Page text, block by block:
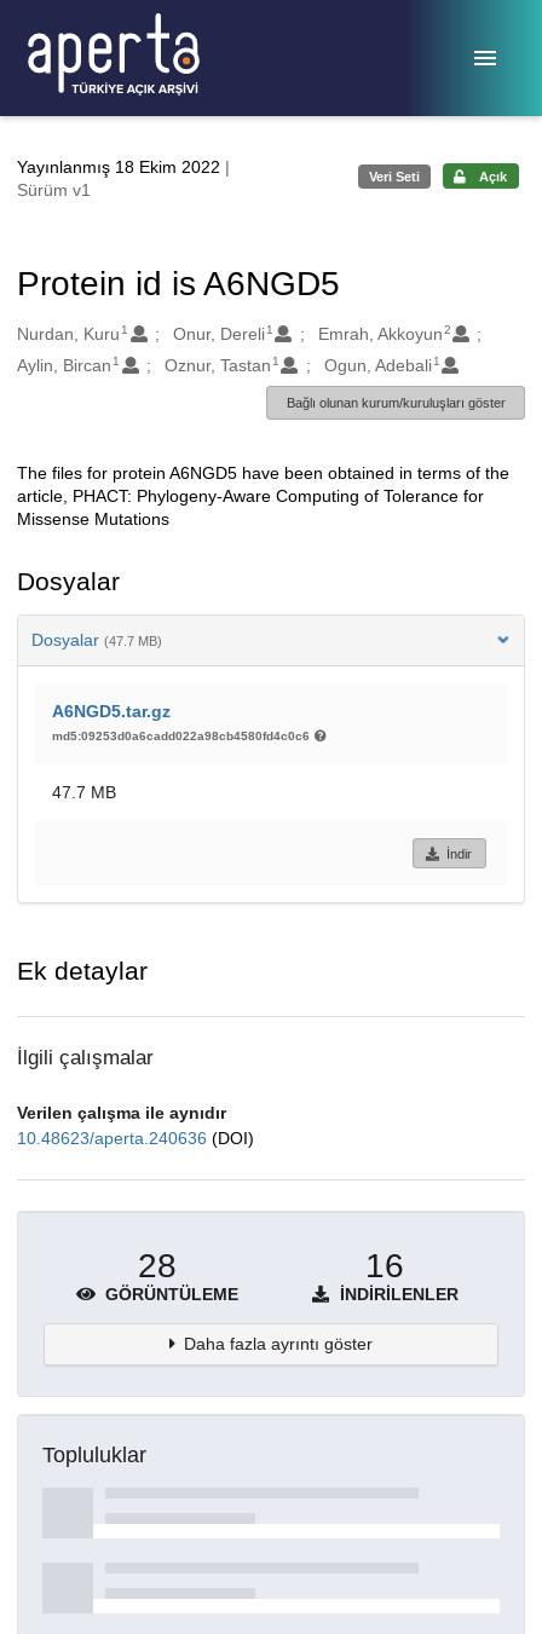
Yayınlanmış 18 Ekim 2022 |
Sürüm v1
Veri Seti Açık
Protein id is A6NGD5
Oluşturanlar
Nurdan, Kuru 1 Onur, Dereli 1 Emrah, Akkoyun2
Aylin, Bircan 1 Oznur, Tastan 1 Ogun, Adebali 1
Bağlı olunan kurum/kuruluşları göster
Açıklama
The files for protein A6NGD5 have been obtained in terms of the
article, PHACT: Phylogeny-Aware Computing of Tolerance for
Missense Mutations
Dosyalar
Dosyalar (47.7 MB)
A6NGD5.tar.gz
md5:09253d0a6cadd022a98cb4580fd4c0c6
47.7 MB
İndir
Ek detaylar
İlgili çalışmalar
Verilen çalışma ile aynıdır
10.48623/aperta.240636 (DOI)
28
GÖRÜNTÜLEME
16
İNDIRILENLER
Daha fazla ayrıntı göster
Topluluklar